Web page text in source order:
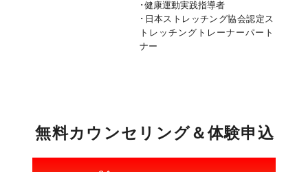
･健康運動実践指導者
･日本ストレッチング協会認定ス
トレッチングトレーナーパート
ナー
無料カ ウ ンセ リ ング＆体験申込